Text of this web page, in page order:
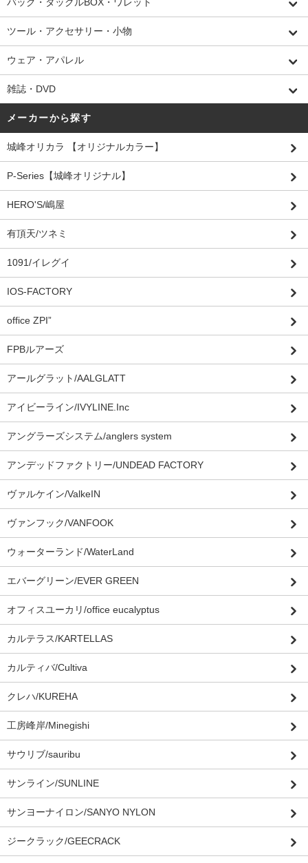
ツール・アクセサリー・小物
ウェア・アパレル
雑誌・DVD
メーカーから探す
城峰オリカラ 【オリジナルカラー】
P-Series【城峰オリジナル】
HERO'S/嶋屋
有頂天/ツネミ
1091/イレグイ
IOS-FACTORY
office ZPI”
FPBルアーズ
アールグラット/AALGLATT
アイビーライン/IVYLINE.Inc
アングラーズシステム/anglers system
アンデッドファクトリー/UNDEAD FACTORY
ヴァルケイン/ValkeIN
ヴァンフック/VANFOOK
ウォーターランド/WaterLand
エバーグリーン/EVER GREEN
オフィスユーカリ/office eucalyptus
カルテラス/KARTELLAS
カルティバ/Cultiva
クレハ/KUREHA
工房峰岸/Minegishi
サウリブ/sauribu
サンライン/SUNLINE
サンヨーナイロン/SANYO NYLON
ジークラック/GEECRACK